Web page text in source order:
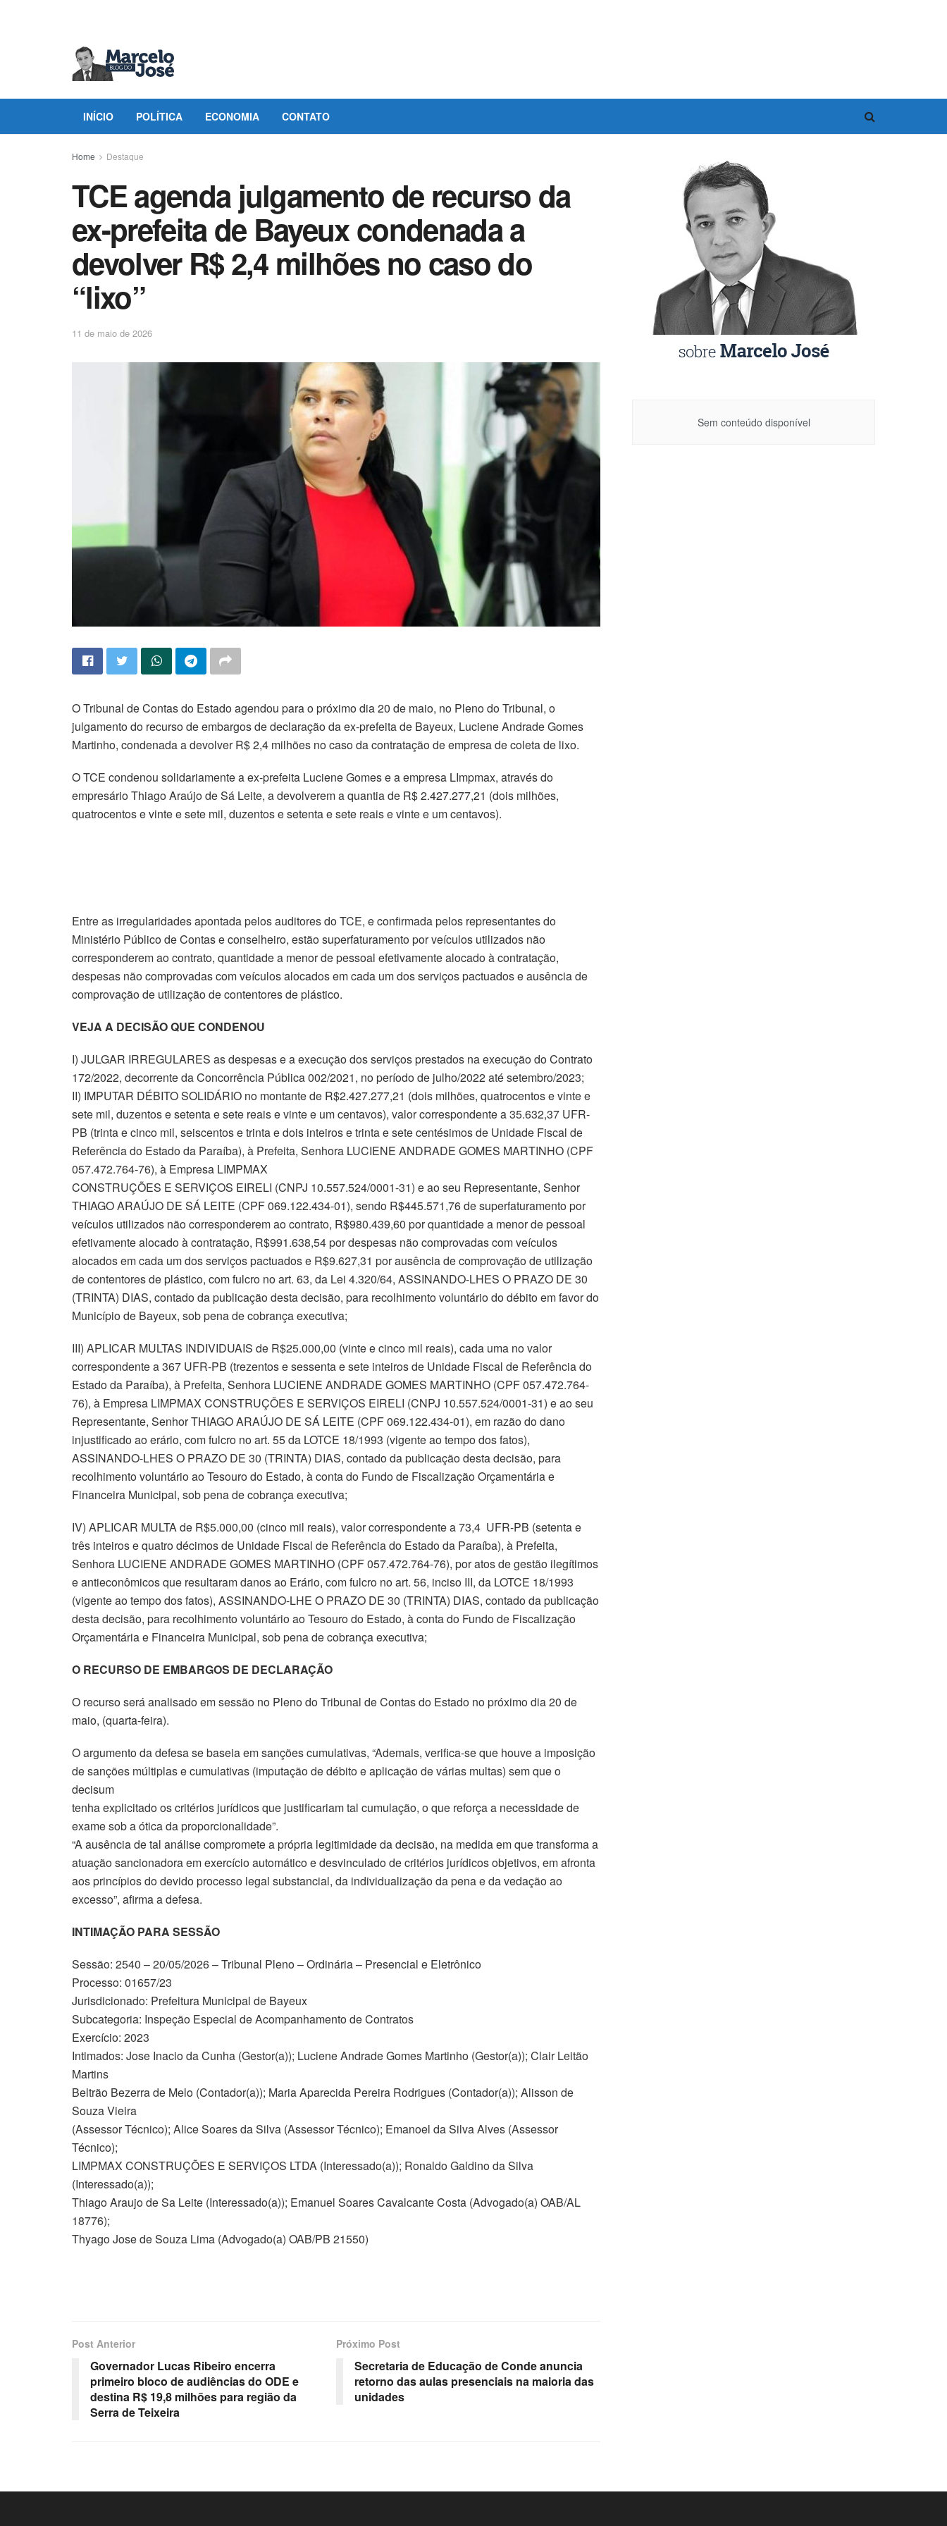
INÍCIO POLÍTICA ECONOMIA CONTATO
Home Destaque
TCE agenda julgamento de recurso da
ex-prefeita de Bayeux condenada a
devolver R$ 2,4 milhões no caso do
“lixo”
11 de maio de 2026
O Tribunal de Contas do Estado agendou para o próximo dia 20 de maio, no Pleno do Tribunal, o
julgamento do recurso de embargos de declaração da ex-prefeita de Bayeux, Luciene Andrade Gomes
Martinho, condenada a devolver R$ 2,4 milhões no caso da contratação de empresa de coleta de lixo.
O TCE condenou solidariamente a ex-prefeita Luciene Gomes e a empresa LImpmax, através do
empresário Thiago Araújo de Sá Leite, a devolverem a quantia de R$ 2.427.277,21 (dois milhões,
quatrocentos e vinte e sete mil, duzentos e setenta e sete reais e vinte e um centavos).
Entre as irregularidades apontada pelos auditores do TCE, e confirmada pelos representantes do
Ministério Público de Contas e conselheiro, estão superfaturamento por veículos utilizados não
corresponderem ao contrato, quantidade a menor de pessoal efetivamente alocado à contratação,
despesas não comprovadas com veículos alocados em cada um dos serviços pactuados e ausência de
comprovação de utilização de contentores de plástico.
VEJA A DECISÃO QUE CONDENOU
I) JULGAR IRREGULARES as despesas e a execução dos serviços prestados na execução do Contrato
172/2022, decorrente da Concorrência Pública 002/2021, no período de julho/2022 até setembro/2023;
II) IMPUTAR DÉBITO SOLIDÁRIO no montante de R$2.427.277,21 (dois milhões, quatrocentos e vinte e
sete mil, duzentos e setenta e sete reais e vinte e um centavos), valor correspondente a 35.632,37 UFR-
PB (trinta e cinco mil, seiscentos e trinta e dois inteiros e trinta e sete centésimos de Unidade Fiscal de
Referência do Estado da Paraíba), à Prefeita, Senhora LUCIENE ANDRADE GOMES MARTINHO (CPF
057.472.764-76), à Empresa LIMPMAX
CONSTRUÇÕES E SERVIÇOS EIRELI (CNPJ 10.557.524/0001-31) e ao seu Representante, Senhor
THIAGO ARAÚJO DE SÁ LEITE (CPF 069.122.434-01), sendo R$445.571,76 de superfaturamento por
veículos utilizados não corresponderem ao contrato, R$980.439,60 por quantidade a menor de pessoal
efetivamente alocado à contratação, R$991.638,54 por despesas não comprovadas com veículos
alocados em cada um dos serviços pactuados e R$9.627,31 por ausência de comprovação de utilização
de contentores de plástico, com fulcro no art. 63, da Lei 4.320/64, ASSINANDO-LHES O PRAZO DE 30
(TRINTA) DIAS, contado da publicação desta decisão, para recolhimento voluntário do débito em favor do
Município de Bayeux, sob pena de cobrança executiva;
III) APLICAR MULTAS INDIVIDUAIS de R$25.000,00 (vinte e cinco mil reais), cada uma no valor
correspondente a 367 UFR-PB (trezentos e sessenta e sete inteiros de Unidade Fiscal de Referência do
Estado da Paraíba), à Prefeita, Senhora LUCIENE ANDRADE GOMES MARTINHO (CPF 057.472.764-
76), à Empresa LIMPMAX CONSTRUÇÕES E SERVIÇOS EIRELI (CNPJ 10.557.524/0001-31) e ao seu
Representante, Senhor THIAGO ARAÚJO DE SÁ LEITE (CPF 069.122.434-01), em razão do dano
injustificado ao erário, com fulcro no art. 55 da LOTCE 18/1993 (vigente ao tempo dos fatos),
ASSINANDO-LHES O PRAZO DE 30 (TRINTA) DIAS, contado da publicação desta decisão, para
recolhimento voluntário ao Tesouro do Estado, à conta do Fundo de Fiscalização Orçamentária e
Financeira Municipal, sob pena de cobrança executiva;
IV) APLICAR MULTA de R$5.000,00 (cinco mil reais), valor correspondente a 73,4 UFR-PB (setenta e
três inteiros e quatro décimos de Unidade Fiscal de Referência do Estado da Paraíba), à Prefeita,
Senhora LUCIENE ANDRADE GOMES MARTINHO (CPF 057.472.764-76), por atos de gestão ilegítimos
e antieconômicos que resultaram danos ao Erário, com fulcro no art. 56, inciso III, da LOTCE 18/1993
(vigente ao tempo dos fatos), ASSINANDO-LHE O PRAZO DE 30 (TRINTA) DIAS, contado da publicação
desta decisão, para recolhimento voluntário ao Tesouro do Estado, à conta do Fundo de Fiscalização
Orçamentária e Financeira Municipal, sob pena de cobrança executiva;
O RECURSO DE EMBARGOS DE DECLARAÇÃO
O recurso será analisado em sessão no Pleno do Tribunal de Contas do Estado no próximo dia 20 de
maio, (quarta-feira).
O argumento da defesa se baseia em sanções cumulativas, “Ademais, verifica-se que houve a imposição
de sanções múltiplas e cumulativas (imputação de débito e aplicação de várias multas) sem que o
decisum
tenha explicitado os critérios jurídicos que justificariam tal cumulação, o que reforça a necessidade de
exame sob a ótica da proporcionalidade”.
“A ausência de tal análise compromete a própria legitimidade da decisão, na medida em que transforma a
atuação sancionadora em exercício automático e desvinculado de critérios jurídicos objetivos, em afronta
aos princípios do devido processo legal substancial, da individualização da pena e da vedação ao
excesso”, afirma a defesa.
INTIMAÇÃO PARA SESSÃO
Sessão: 2540 – 20/05/2026 – Tribunal Pleno – Ordinária – Presencial e Eletrônico
Processo: 01657/23
Jurisdicionado: Prefeitura Municipal de Bayeux
Subcategoria: Inspeção Especial de Acompanhamento de Contratos
Exercício: 2023
Intimados: Jose Inacio da Cunha (Gestor(a)); Luciene Andrade Gomes Martinho (Gestor(a)); Clair Leitão
Martins
Beltrão Bezerra de Melo (Contador(a)); Maria Aparecida Pereira Rodrigues (Contador(a)); Alisson de
Souza Vieira
(Assessor Técnico); Alice Soares da Silva (Assessor Técnico); Emanoel da Silva Alves (Assessor
Técnico);
LIMPMAX CONSTRUÇÕES E SERVIÇOS LTDA (Interessado(a)); Ronaldo Galdino da Silva
(Interessado(a));
Thiago Araujo de Sa Leite (Interessado(a)); Emanuel Soares Cavalcante Costa (Advogado(a) OAB/AL
18776);
Thyago Jose de Souza Lima (Advogado(a) OAB/PB 21550)
Post Anterior
Governador Lucas Ribeiro encerra
primeiro bloco de audiências do ODE e
destina R$ 19,8 milhões para região da
Serra de Teixeira
Próximo Post
Secretaria de Educação de Conde anuncia
retorno das aulas presenciais na maioria das
unidades
Sem conteúdo disponível